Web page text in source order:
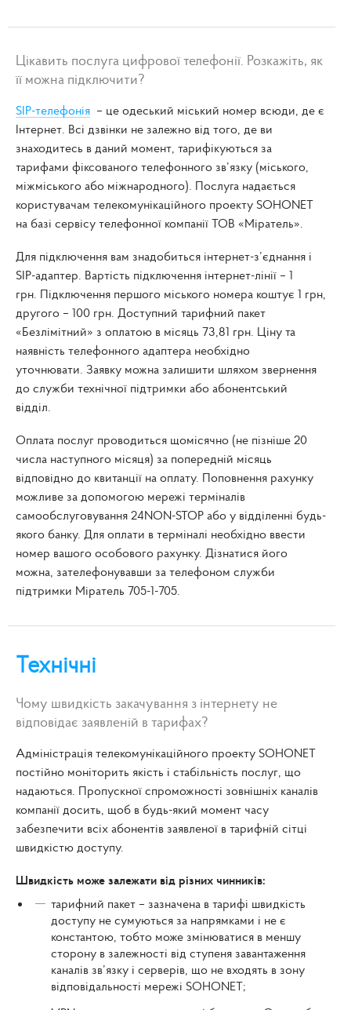
Цікавить послуга цифрової телефонії. Розкажіть, як
її можна підключити?
SIP-телефонія – це одеський міський номер всюди, де є
Інтернет. Всі дзвінки не залежно від того, де ви
знаходитесь в даний момент, тарифікуються за
тарифами фіксованого телефонного зв’язку (міського,
міжміського або міжнародного). Послуга надається
користувачам телекомунікаційного проекту SOHONET
на базі сервісу телефонної компанії ТОВ «Міратель».
Для підключення вам знадобиться інтернет-з’єднання і
SIP-адаптер. Вартість підключення інтернет-лінії – 1
грн. Підключення першого міського номера коштує 1 грн,
другого – 100 грн. Доступний тарифний пакет
«Безлімітний» з оплатою в місяць 73,81 грн. Ціну та
наявність телефонного адаптера необхідно
уточнювати. Заявку можна залишити шляхом звернення
до служби технічної підтримки або абонентський
відділ.
Оплата послуг проводиться щомісячно (не пізніше 20
числа наступного місяця) за попередній місяць
відповідно до квитанції на оплату. Поповнення рахунку
можливе за допомогою мережі терміналів
самообслуговування 24NON-STOP або у відділенні будь-
якого банку. Для оплати в терміналі необхідно ввести
номер вашого особового рахунку. Дізнатися його
можна, зателефонувавши за телефоном служби
підтримки Міратель 705-1-705.
Технічні
Чому швидкість закачування з інтернету не
відповідає заявленій в тарифах?
Адміністрація телекомунікаційного проекту SOHONET
постійно моніторить якість і стабільність послуг, що
надаються. Пропускної спроможності зовнішніх каналів
компанії досить, щоб в будь-який момент часу
забезпечити всіх абонентів заявленої в тарифній сітці
швидкістю доступу.
Швидкість може залежати від різних чинників:
тарифний пакет – зазначена в тарифі швидкість
доступу не сумуються за напрямками і не є
константою, тобто може змінюватися в меншу
сторону в залежності від ступеня завантаження
каналів зв’язку і серверів, що не входять в зону
відповідальності мережі SOHONET;